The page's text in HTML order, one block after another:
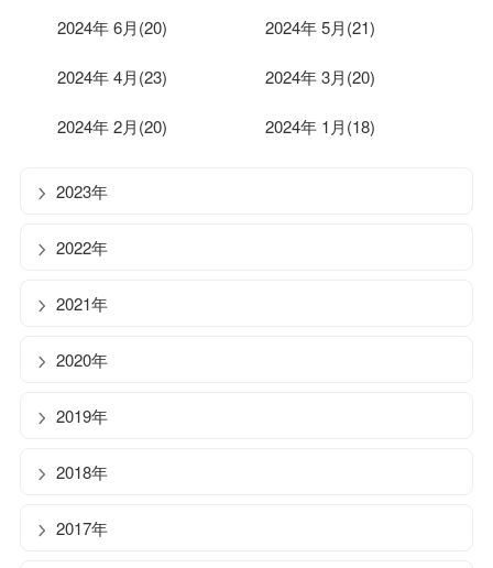
2024年 6月(20) 2024年 5月(21)
2024年 4月(23) 2024年 3月(20)
2024年 2月(20) 2024年 1月(18)
2023年
2022年
2021年
2020年
2019年
2018年
2017年